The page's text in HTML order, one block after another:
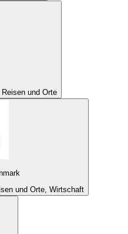
und Orte
und Orte, Wirtschaft